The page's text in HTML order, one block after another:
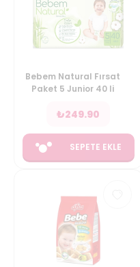
Bebem Natural Fırsat
Paket 5 Junior 40 li
₺249.90
SEPETE EKLE